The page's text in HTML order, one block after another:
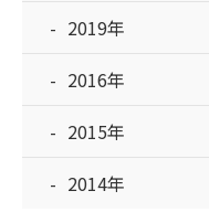
2019年
2016年
2015年
2014年